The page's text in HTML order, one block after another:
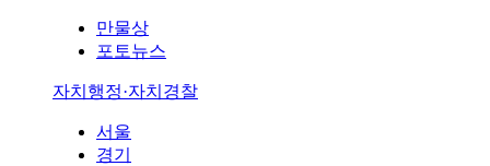
만물상
포토뉴스
자치행정·자치경찰
서울
경기